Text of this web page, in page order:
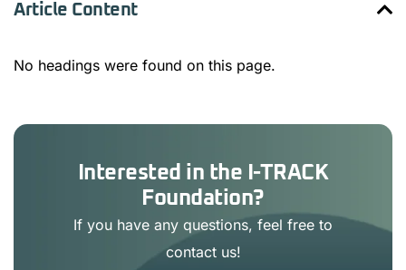
Article Content
No headings were found on this page.
Interested in the I-TRACK
Foundation?
If you have any questions, feel free to
contact us!